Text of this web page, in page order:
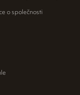
o společnosti